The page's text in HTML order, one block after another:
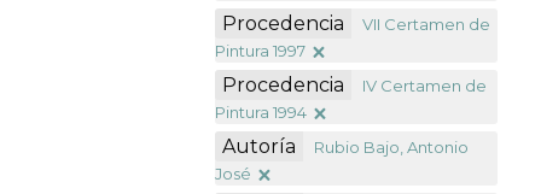
Procedencia
VII Certamen de
Pintura 1997
Procedencia
IV Certamen de
Pintura 1994
Autoría
Rubio Bajo, Antonio
José